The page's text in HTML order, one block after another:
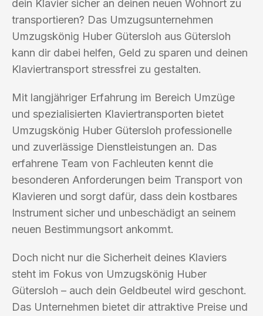
dein Klavier sicher an deinen neuen Wohnort zu
transportieren? Das Umzugsunternehmen
Umzugskönig Huber Gütersloh aus Gütersloh
kann dir dabei helfen, Geld zu sparen und deinen
Klaviertransport stressfrei zu gestalten.
Mit langjähriger Erfahrung im Bereich Umzüge
und spezialisierten Klaviertransporten bietet
Umzugskönig Huber Gütersloh professionelle
und zuverlässige Dienstleistungen an. Das
erfahrene Team von Fachleuten kennt die
besonderen Anforderungen beim Transport von
Klavieren und sorgt dafür, dass dein kostbares
Instrument sicher und unbeschädigt an seinem
neuen Bestimmungsort ankommt.
Doch nicht nur die Sicherheit deines Klaviers
steht im Fokus von Umzugskönig Huber
Gütersloh – auch dein Geldbeutel wird geschont.
Das Unternehmen bietet dir attraktive Preise und